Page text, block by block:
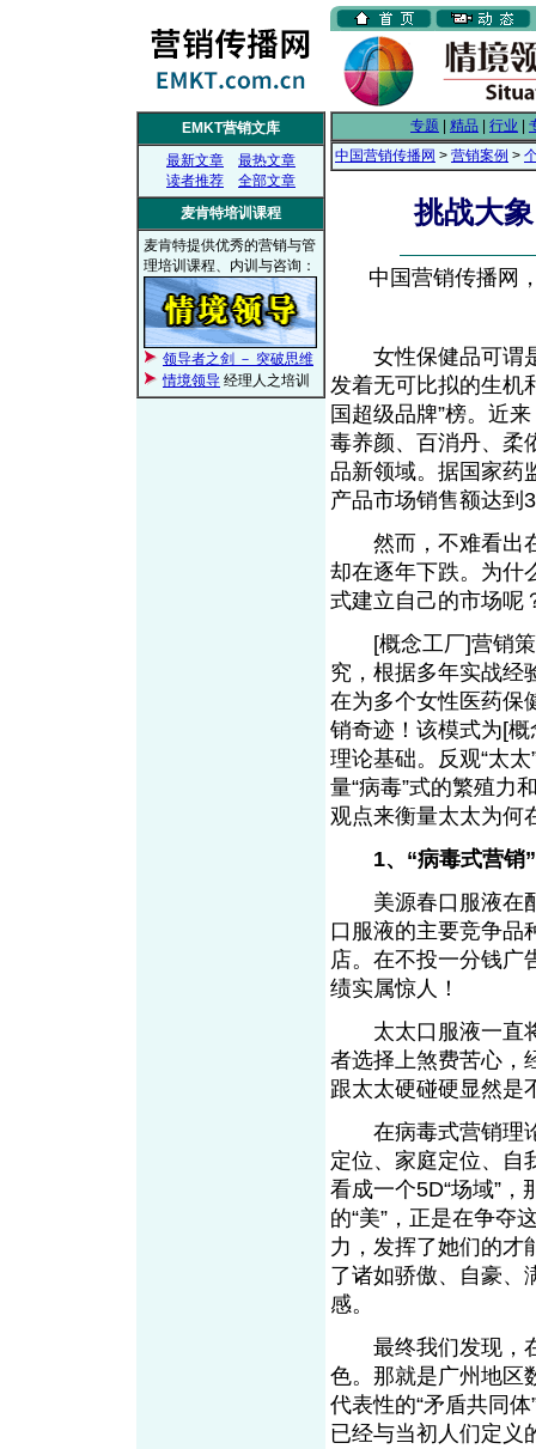
EMKT营销文库
最新文章
最热文章
读者推荐
全部文章
麦肯特培训课程
麦肯特提供优秀的营销与管
理培训课程、内训与咨询：
领导者之剑 － 突破思维
情境领导 经理人之培训
专题 精品 行业
中国营销传播网 > 营销案例 >
挑战大
中国营销传播网
女性保健品可谓是
发着无可比拟的生机
国超级品牌”榜。近
毒养颜、百消丹、柔
品新领域。据国家药
产品市场销售额达到
然而，不难看出在
却在逐年下跌。为什
式建立自己的市场呢
[概念工厂]营销策
究，根据多年实战经
在为多个女性医药保
销奇迹！该模式为[概
理论基础。反观“太
量“病毒”式的繁殖力
观点来衡量太太为
1、“病毒式营销
美源春口服液在配
口服液的主要竞争品
店。在不投一分钱广
绩实属惊人！
太太口服液一直将
者选择上煞费苦心，
跟太太硬碰硬显然是
在病毒式营销理论
定位、家庭定位、自
看成一个5D“场域”，
的“美”，正是在争夺
力，发挥了她们的才
了诸如骄傲、自豪、
感。
最终我们发现，在
色。那就是广州地区
代表性的“矛盾共同
已经与当初人们定义